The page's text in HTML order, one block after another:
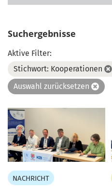
Suchergebnisse
Aktive Filter:
Stichwort: Kooperationen
Auswahl zurücksetzen
NACHRICHT